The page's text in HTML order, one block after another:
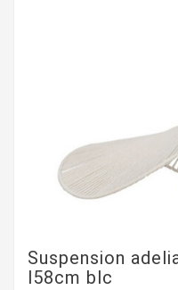
Suspension
l58cm blc